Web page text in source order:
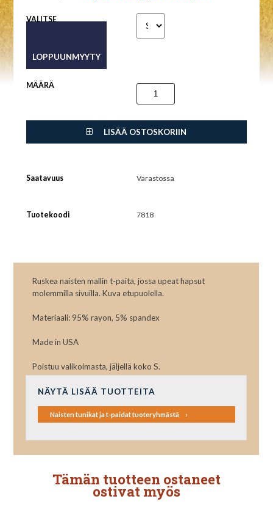
VALITSE
MÄÄRÄ
LISÄÄ OSTOSKORIIN
Saatavuus Varastossa
Tuotekoodi 7818
Ruskea naisten mallin t-paita, jossa upeat hapsut
molemmilla sivuilla. Kuva etupuolella.
Materiaali: 95% rayon, 5% spandex
Made in USA
Poistuu valikoimasta, jäljellä koko S.
NÄYTÄ LISÄÄ TUOTTEITA
Naisten tunikat ja t-paidat tuoteryhmästä
Tämän tuotteen ostaneet
ostivat myös